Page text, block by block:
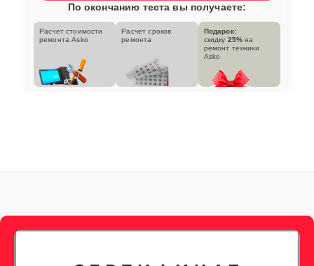
По окончанию теста вы получаете:
Расчет стоимости
ремонта Asko
Расчет сроков
ремонта
Подарок:
скидку 25% на
ремонт техники
Asko